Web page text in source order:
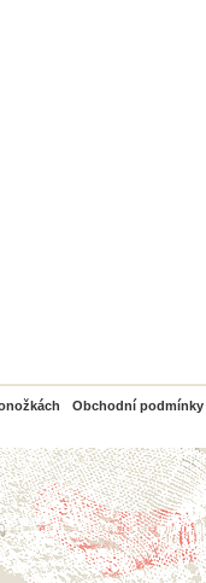
Obchodní podmínky
PayPal